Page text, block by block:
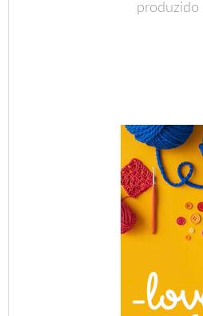
produzido